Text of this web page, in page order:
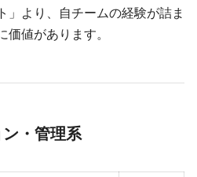
」より、自チームの経験が詰ま
値があります。
・管理系